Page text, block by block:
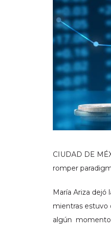
CIUDAD DE
romper
María Ariza dejó
mientras estuvo
algún momento,